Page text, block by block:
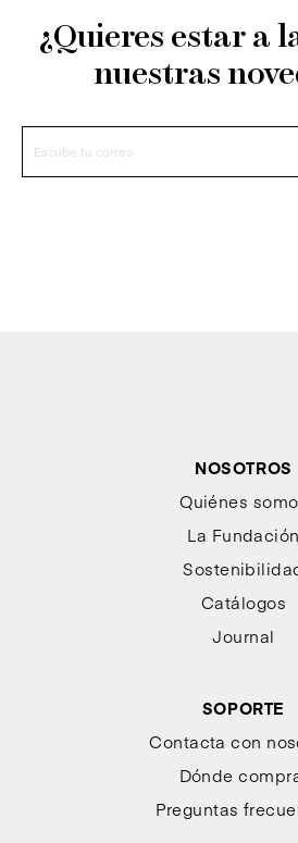
¿Quieres estar a
nuestras
NOSOTROS
Quiénes
La Fundación
Catálogos
Journal
SOPORTE
Contacta con
Dónde
Preguntas